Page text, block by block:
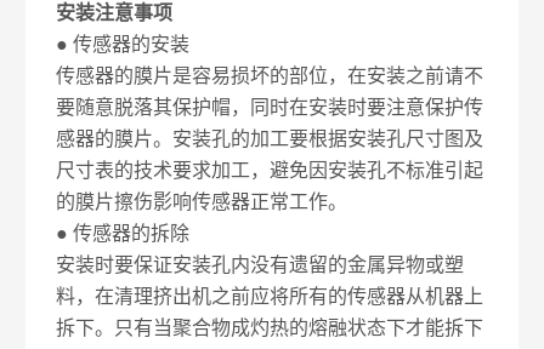
安装注意事项
● 传感器的安装
传感器的膜片是容易损坏的部位，在安装之前请不
要随意脱落其保护帽，同时在安装时要注意保护传
感器的膜片。安装孔的加工要根据安装孔尺寸图及
尺寸表的技术要求加工，避免因安装孔不标准引起
的膜片擦伤影响传感器正常工作。
● 传感器的拆除
安装时要保证安装孔内没有遗留的金属异物或塑
料，在清理挤出机之前应将所有的传感器从机器上
拆下。只有当聚合物成灼热的熔融状态下才能拆下